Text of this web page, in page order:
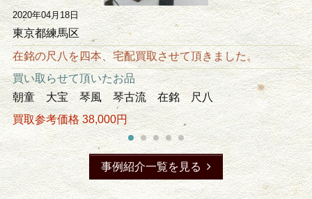
2020年04月18日
東京都練馬区
在銘の尺八を四本、宅配買取させて頂きました。
買い取らせて頂いたお品
朝童 大宝 琴風 琴古流 在銘 尺八
買取参考価格 38,000円
事例紹介一覧を見る